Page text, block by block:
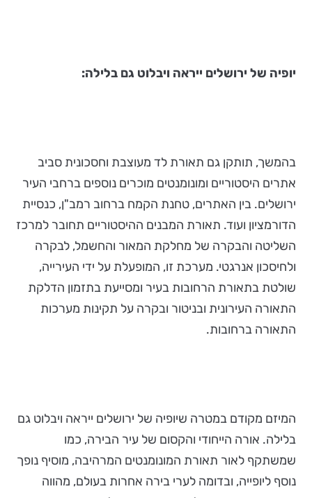
יופיה של ירושלים ייראה ויבלוט גם בלילה:
בהמשך, תותקן גם תאורת לד מעוצבת וחסכונית סביב
אתרים היסטוריים ומונומנטים מוכרים נוספים ברחבי העיר
ירושלים. בין האתרים, טחנת הקמח ברחוב רמב"ן, כנסיית
הדורמציון ועוד. תאורת המבנים ההיסטוריים תחובר למרכז
השליטה והבקרה של מחלקת המאור והחשמל, לבקרה
ולחיסכון אנרגטי. מערכת זו, המופעלת על ידי העירייה,
שולטת בתאורת הרחובות בעיר ומסייעת בתזמון הדלקת
התאורה העירונית ובניטור ובקרה על תקינות מערכות
התאורה ברחובות.
המיזם מקודם במטרה שיופיה של ירושלים ייראה ויבלוט גם
בלילה. אורה הייחודי והקסום של עיר הבירה, כמו
שמשתקף לאור תאורת המונומנטים המרהיבה, מוסיף נופך
נוסף ליופייה, ובדומה לערי בירה אחרות בעולם, מהווה